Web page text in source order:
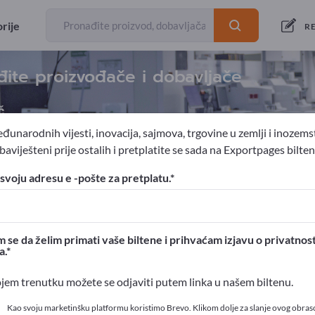
proizvođače i dobavljače
potrepštine Bolničke posteljine
kontakti >> počnite ovdje
na Exportpages
objavite ovdje
vijesti, inovacija, sajmova, trgovine u zemlji i
prije ostalih i pretplatite se sada na Exportpages
adresu e -pošte za pretplatu.
se da želim primati vaše biltene i prihvaćam izjavu o
trenutku možete se odjaviti putem linka u našem biltenu.
Kao svoju marketinšku platformu koristimo Brevo. Klikom dolje za slanje ovog